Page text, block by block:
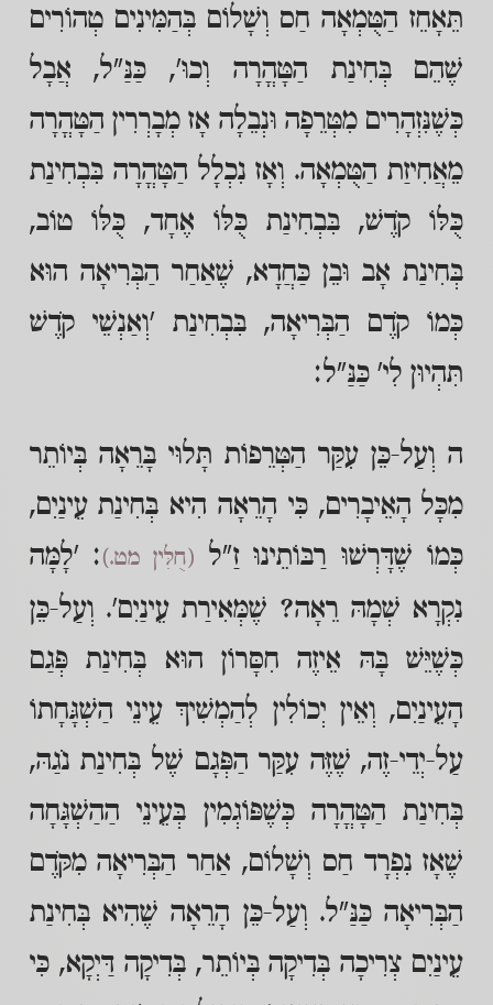
תֵּאָחֵז הַטֻּמְאָה חַס וְשָׁלוֹם בְּהַמִּינִים טְהוֹרִים
שֶׁהֵם בְּחִינַת הַטָּהֳרָה וְכוּ', כַּנַּ"ל, אֲבָל
כְּשֶׁנִּזְהָרִים מִטְּרֵפָה וּנְבֵלָה אָז מְבָרְרִין הַטָּהֳרָה
מֵאֲחִיזַת הַטֻּמְאָה. וְאָז נִכְלָל הַטָּהֳרָה בִּבְחִינַת
כֻּלּוֹ קֹדֶשׁ, בִּבְחִינַת כֻּלּוֹ אֶחָד, כֻּלּוֹ טוֹב,
בְּחִינַת אָב וּבֵן כַּחֲדָא, שֶׁאַחַר הַבְּרִיאָה הוּא
כְּמוֹ קֹדֶם הַבְּרִיאָה, בִּבְחִינַת 'וְאַנְשֵׁי קֹדֶשׁ
תִּהְיוּן לִי' כַּנַּ"ל:
ה וְעַל-כֵּן עִקַּר הַטְּרֵפוֹת תָּלוּי בָּרֵאָה בְּיוֹתֵר
מִכָּל הָאֵיבָרִים, כִּי הָרֵאָה הִיא בְּחִינַת עֵינַיִם,
כְּמוֹ שֶׁדָּרְשׁוּ רַבּוֹתֵינוּ זַ"ל (חֻלִּין מט.): 'לָמָּה
נִקְרָא שְׁמָהּ רֵאָה? שֶׁמְּאִירַת עֵינַיִם'. וְעַל-כֵּן
כְּשֶׁיֵּשׁ בָּהּ אֵיזֶה חִסָּרוֹן הוּא בְּחִינַת פְּגַם
הָעֵינַיִם, וְאֵין יְכוֹלִין לְהַמְשִׁיךְ עֵינֵי הַשְׁגָּחָתוֹ
עַל-יְדֵי-זֶה, שֶׁזֶּה עִקַּר הַפְּגָם שֶׁל בְּחִינַת נֹגַהּ,
בְּחִינַת הַטָּהֳרָה כְּשֶׁפּוֹגְמִין בְּעֵינֵי הַהַשְׁגָּחָה
שֶׁאָז נִפְרָד חַס וְשָׁלוֹם, אַחַר הַבְּרִיאָה מִקֹּדֶם
הַבְּרִיאָה כַּנַּ"ל. וְעַל-כֵּן הָרֵאָה שֶׁהִיא בְּחִינַת
עֵינַיִם צְרִיכָה בְּדִיקָה בְּיוֹתֵר, בְּדִיקָה דַּיְקָא, כִּי